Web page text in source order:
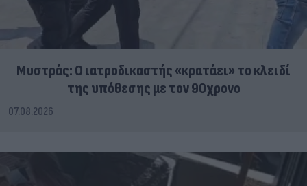
Μυστράς: Ο ιατροδικαστής «κρατάει» το κλειδί
της υπόθεσης με τον 90χρονο
07.08.2026